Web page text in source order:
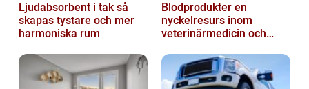
Ljudabsorbent i tak så
skapas tystare och mer
harmoniska rum
Blodprodukter en
nyckelresurs inom
veterinärmedicin och